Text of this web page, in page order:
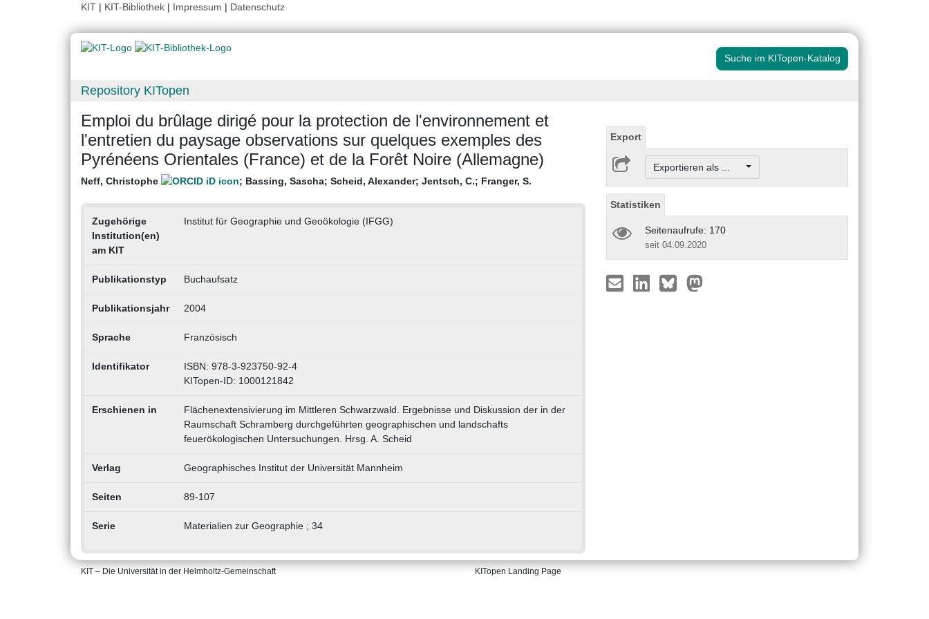
KIT | KIT-Bibliothek | Impressum | Datenschutz
Suche im KITopen-Katalog
Repository KITopen
Emploi du brûlage dirigé pour la protection de l'environnement et
l'entretien du paysage observations sur quelques exemples des
Pyrénéens Orientales (France) et de la Forêt Noire (Allemagne)
Neff, Christophe ; Bassing, Sascha; Scheid, Alexander; Jentsch, C.; Franger, S.
Zugehörige
Institution(en)
am KIT
Institut für Geographie und Geoökologie (IFGG)
Publikationstyp Buchaufsatz
Publikationsjahr 2004
Sprache Französisch
Identifikator
ISBN: 978-3-923750-92-4
KITopen-ID: 1000121842
Erschienen in
Flächenextensivierung im Mittleren Schwarzwald. Ergebnisse und Diskussion der in der
Raumschaft Schramberg durchgeführten geographischen und landschafts
feuerökologischen Untersuchungen. Hrsg. A. Scheid
Verlag Geographisches Institut der Universität Mannheim
Seiten 89-107
Serie Materialien zur Geographie ; 34
Export
Exportieren als ...
Statistiken
Seitenaufrufe: 170
seit 04.09.2020
KIT – Die Universität in der Helmholtz-Gemeinschaft KITopen Landing Page